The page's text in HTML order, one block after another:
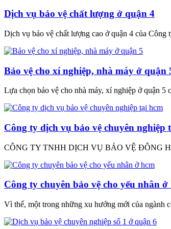
Dịch vụ bảo vệ chất lượng ở quận 4
Dịch vụ bảo vệ chất lượng cao ở quận 4 của
Bảo vệ cho xí nghiệp, nhà máy ở quận
Lựa chọn bảo vệ cho nhà máy, xí nghiệp ở quận 5
Công ty dịch vụ bảo vệ chuyên nghiệp
CÔNG TY TNHH DỊCH VỤ BẢO VỆ ĐÔNG
Công ty chuyên bảo vệ cho yếu nhân ở
Vì thế, một trong những xu hướng mới của ngành